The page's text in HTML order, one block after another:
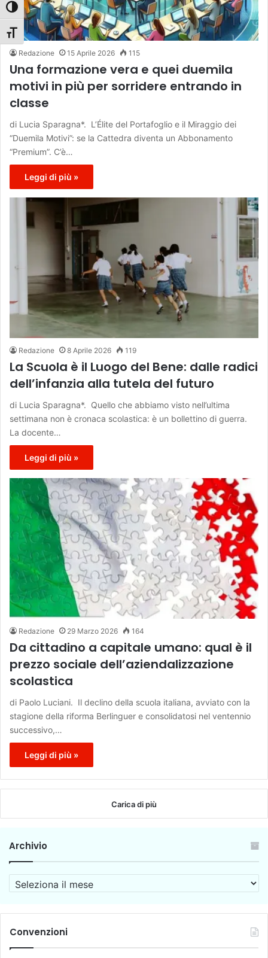
Attiva/disattiva alto contrasto
Attiva/disattiva dimensione testo
Redazione 15 Aprile 2026 115
Una formazione vera e quei duemila
motivi in più per sorridere entrando in
classe
di Lucia Sparagna*. L’Élite del Portafoglio e il Miraggio dei
“Duemila Motivi”: se la Cattedra diventa un Abbonamento
“Premium”. C’è…
Leggi di più »
Redazione 8 Aprile 2026 119
La Scuola è il Luogo del Bene: dalle radici
dell’infanzia alla tutela del futuro
di Lucia Sparagna*. Quello che abbiamo visto nell’ultima
settimana non è cronaca scolastica: è un bollettino di guerra.
La docente…
Leggi di più »
Redazione 29 Marzo 2026 164
Da cittadino a capitale umano: qual è il
prezzo sociale dell’aziendalizzazione
scolastica
di Paolo Luciani. Il declino della scuola italiana, avviato con la
stagione della riforma Berlinguer e consolidatosi nel ventennio
successivo,…
Leggi di più »
Carica di più
Archivio
r
iConvenzioni